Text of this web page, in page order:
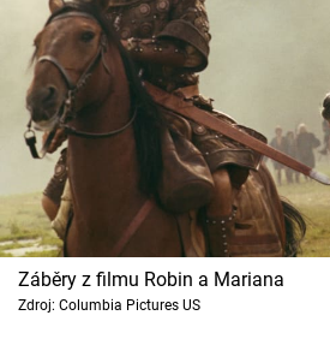
Záběry z filmu Robin a Mariana
Zdroj: Columbia Pictures US